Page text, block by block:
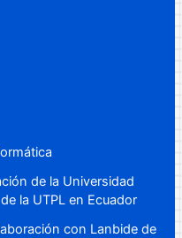
de la Universidad
la UTPL en Ecuador
con Lanbide de